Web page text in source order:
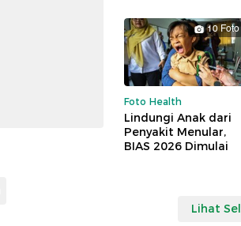
10 Foto
Foto Health
Lindungi Anak dari
Penyakit Menular,
BIAS 2026 Dimulai
Lihat